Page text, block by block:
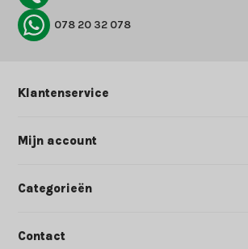
078 20 32 078
Klantenservice
Mijn account
Categorieën
Contact